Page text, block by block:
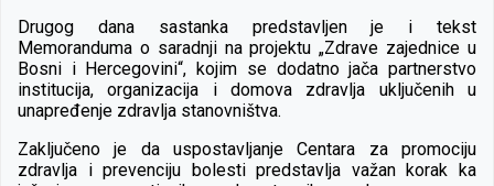
Drugog dana sastanka predstavljen je i tekst
Memoranduma o saradnji na projektu „Zdrave zajednice u
Bosni i Hercegovini“, kojim se dodatno jača partnerstvo
institucija, organizacija i domova zdravlja uključenih u
unapređenje zdravlja stanovništva.
Zaključeno je da uspostavljanje Centara za promociju
zdravlja i prevenciju bolesti predstavlja važan korak ka